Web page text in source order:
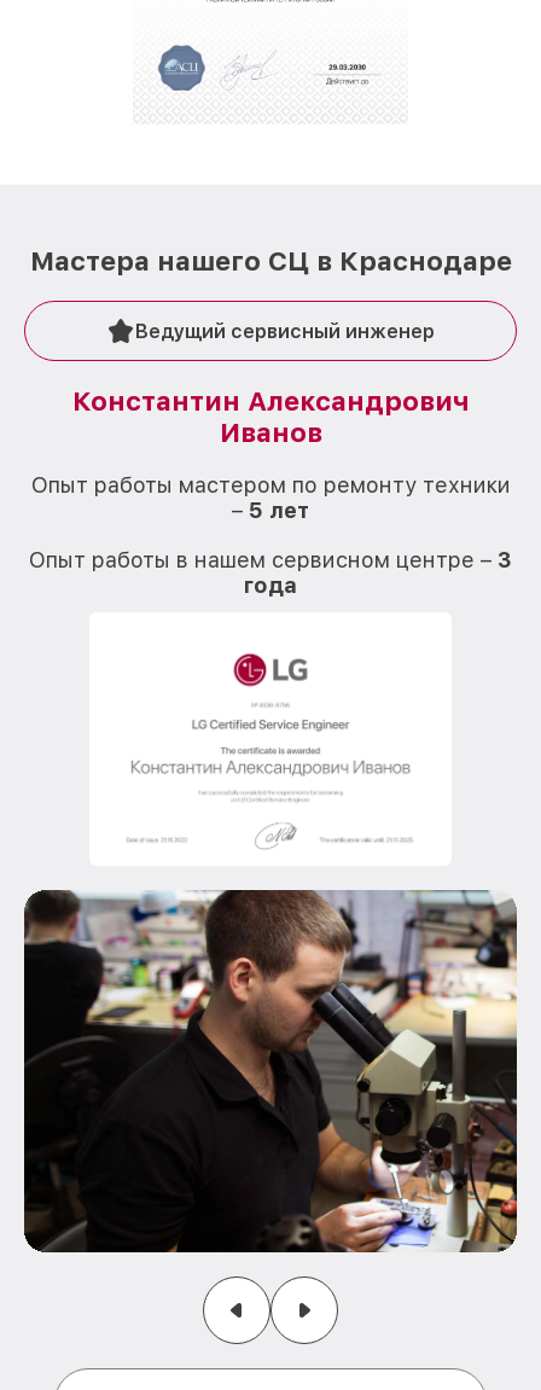
полной сохранности и бесплатно.
положительные отзывы и обрели отличную
репутацию. Мы постоянно совершенствуемся и
Мастера нашего СЦ в Краснодаре
Ведущий сервисный инженер
Константин Александрович
Иванов
Опыт работы мастером по ремонту техники
– 5 лет
Опыт работы в нашем сервисном центре – 3
года